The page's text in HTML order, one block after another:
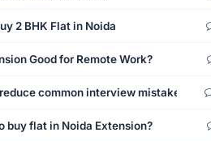
2 BHK Flat in Noida
Good for Remote Work?
common interview mistakes?
buy flat in Noida Extension?